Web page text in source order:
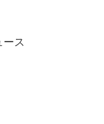
ース